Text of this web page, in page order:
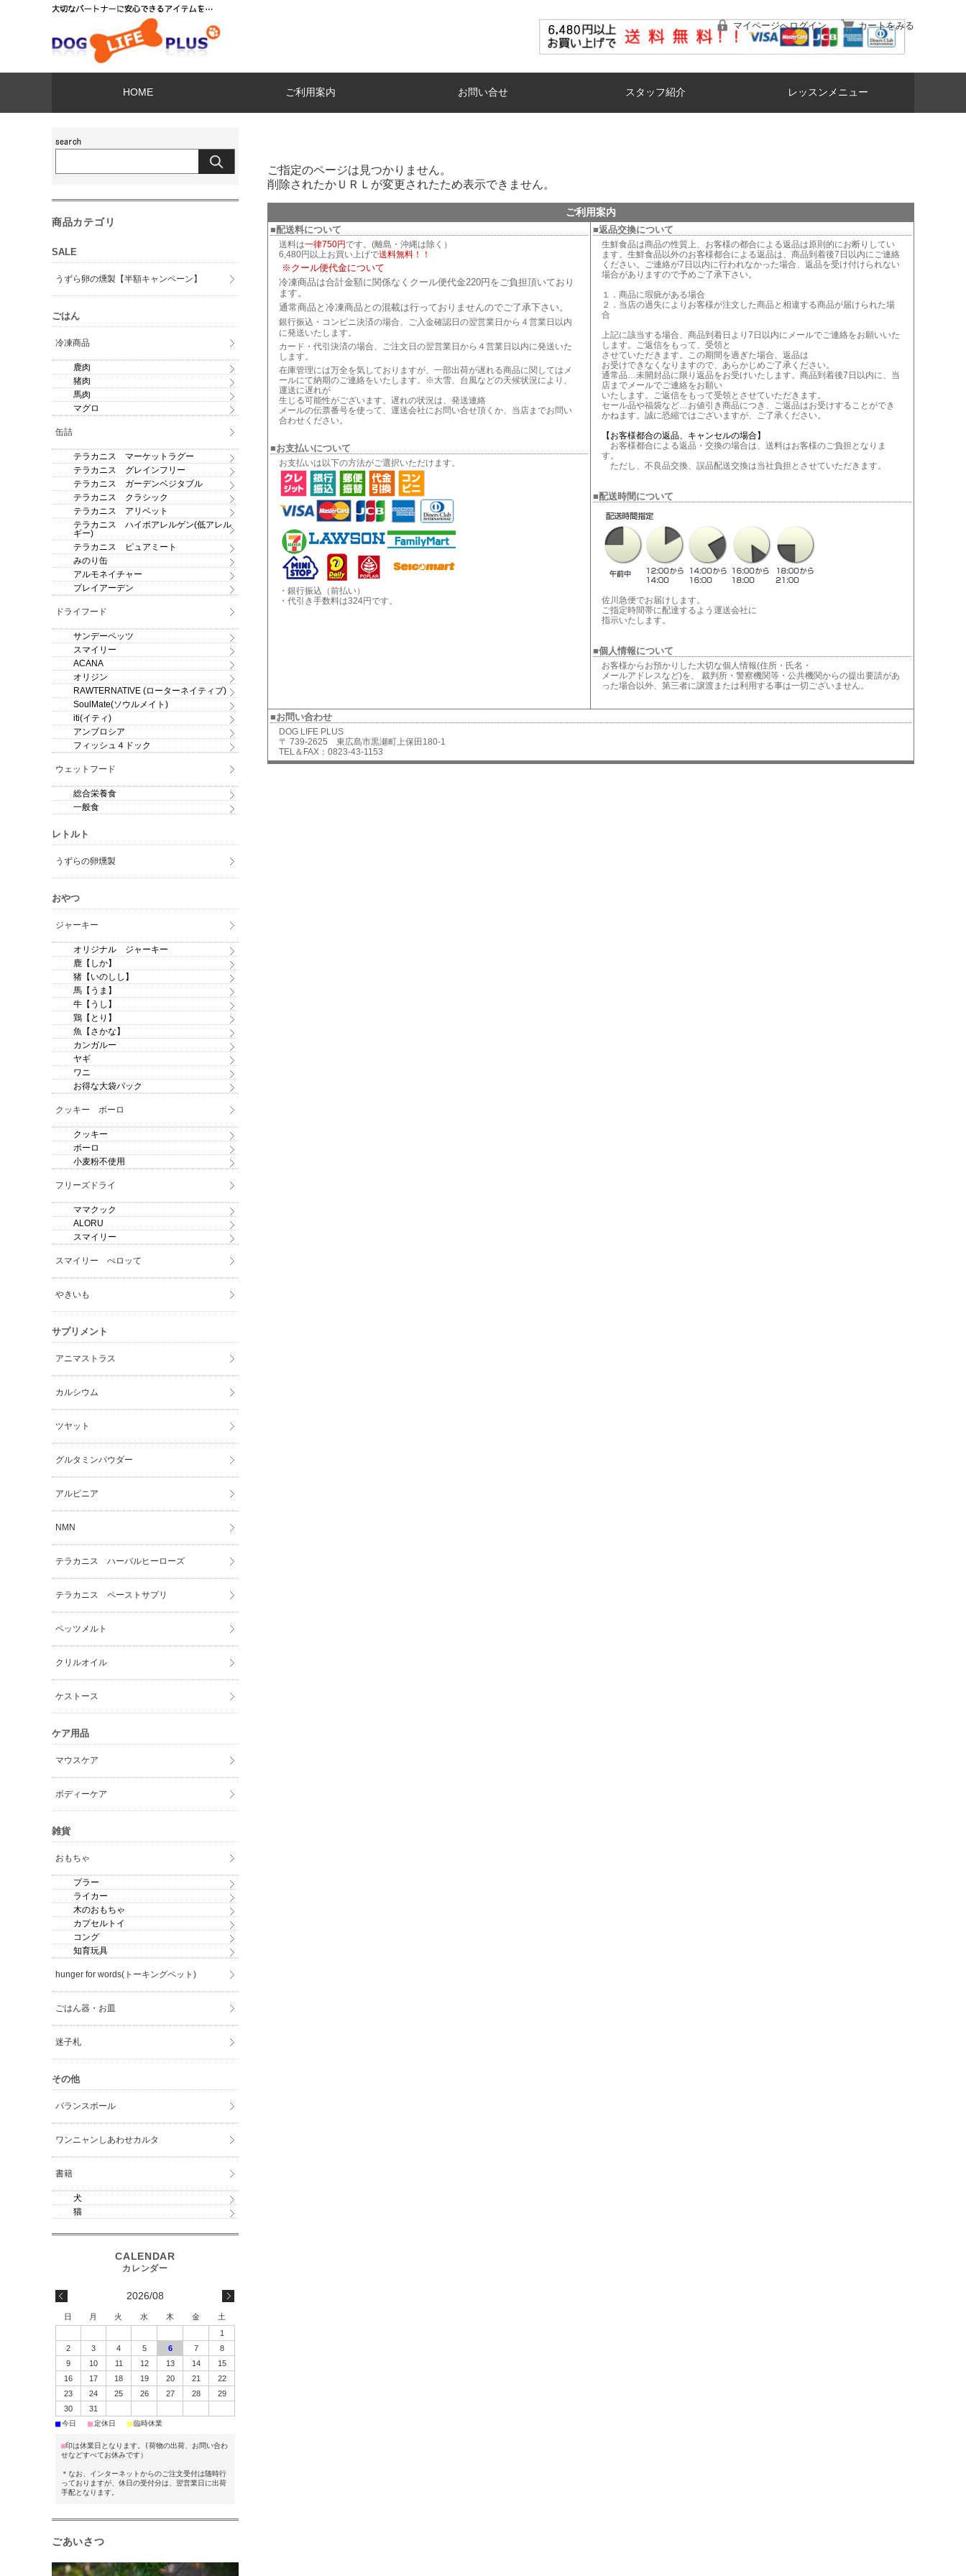
マイページへログイン カートをみる
HOME ご利用案内 お問い合せ スタッフ紹介 レッスンメニュー
ご指定のページは見つかりません。
削除されたかＵＲＬが変更されたため表示できません。
ご利用案内
■配送料について
送料は一律750円です。(離島・沖縄は除く）
6,480円以上お買い上げで送料無料！！
※クール便代金について
冷凍商品は合計金額に関係なくクール便代金220円をご負担頂いており
ます。
通常商品と冷凍商品との混載は行っておりませんのでご了承下さい。
銀行振込・コンビニ決済の場合、ご入金確認日の翌営業日から４営業日以内
に発送いたします。
カード・代引決済の場合、ご注文日の翌営業日から４営業日以内に発送いた
します。
在庫管理には万全を気しておりますが、一部出荷が遅れる商品に関してはメ
ールにて納期のご連絡をいたします。※大雪、台風などの天候状況により、
運送に遅れが
生じる可能性がございます。遅れの状況は、発送連絡
メールの伝票番号を使って、運送会社にお問い合せ頂くか、当店までお問い
合わせください。
■お支払いについて
お支払いは以下の方法がご選択いただけます。
・銀行振込（前払い）
・代引き手数料は324円です。
■返品交換について
生鮮食品は商品の性質上、お客様の都合による返品は原則的にお断りしてい
ます。生鮮食品以外のお客様都合による返品は、商品到着後7日以内にご連絡
ください。ご連絡が7日以内に行われなかった場合、返品を受け付けられない
場合がありますので予めご了承下さい。
１．商品に瑕疵がある場合
２．当店の過失によりお客様が注文した商品と相違する商品が届けられた場
合
上記に該当する場合、商品到着日より7日以内にメールでご連絡をお願いいた
します。ご返信をもって、受領と
させていただきます。この期間を過ぎた場合、返品は
お受けできなくなりますので、あらかじめご了承ください。
通常品…未開封品に限り返品をお受けいたします。商品到着後7日以内に、当
店までメールでご連絡をお願い
いたします。ご返信をもって受領とさせていただきます。
セール品や福袋など…お値引き商品につき、ご返品はお受けすることができ
かねます。誠に恐縮ではございますが、ご了承ください。
【お客様都合の返品、キャンセルの場合】
お客様都合による返品・交換の場合は、送料はお客様のご負担となりま
す。
ただし、不良品交換、誤品配送交換は当社負担とさせていただきます。
■配送時間について
佐川急便でお届けします。
ご指定時間帯に配達するよう運送会社に
指示いたします。
■個人情報について
お客様からお預かりした大切な個人情報(住所・氏名・
メールアドレスなど)を、 裁判所・警察機関等・公共機関からの提出要請があ
った場合以外、第三者に譲渡または利用する事は一切ございません。
■お問い合わせ
DOG LIFE PLUS
〒 739-2625 東広島市黒瀬町上保田180-1
TEL＆FAX：0823-43-1153
商品カテゴリ
SALE
うずら卵の燻製【半額キャンペーン】
ごはん
冷凍商品
鹿肉
猪肉
馬肉
マグロ
缶詰
テラカニス マーケットラグー
テラカニス グレインフリー
テラカニス ガーデンベジタブル
テラカニス クラシック
テラカニス アリベット
テラカニス ハイポアレルゲン(低アレル
ギー)
テラカニス ピュアミート
みのり缶
アルモネイチャー
プレイアーデン
ドライフード
サンデーペッツ
スマイリー
ACANA
オリジン
RAWTERNATIVE (ローターネイティブ)
SoulMate(ソウルメイト)
iti(イティ)
アンブロシア
フィッシュ４ドック
ウェットフード
総合栄養食
一般食
レトルト
うずらの卵燻製
おやつ
ジャーキー
オリジナル ジャーキー
鹿【しか】
猪【いのしし】
馬【うま】
牛【うし】
鶏【とり】
魚【さかな】
カンガルー
ヤギ
ワニ
お得な大袋パック
クッキー ボーロ
クッキー
ボーロ
小麦粉不使用
フリーズドライ
ママクック
ALORU
スマイリー
スマイリー ぺロッて
やきいも
サプリメント
アニマストラス
カルシウム
ツヤット
グルタミンパウダー
アルピニア
NMN
テラカニス ハーバルヒーローズ
テラカニス ペーストサプリ
ペッツメルト
クリルオイル
ケストース
ケア用品
マウスケア
ボディーケア
雑貨
おもちゃ
プラー
ライカー
木のおもちゃ
カプセルトイ
コング
知育玩具
hunger for words(トーキングペット)
ごはん器・お皿
迷子札
その他
バランスボール
ワンニャンしあわせカルタ
書籍
犬
猫
2026/08
日 月 火 水 木 金
土
1
2
3 4 5 6 7
8
9
10 11 12 13 14
15
16
17 18 19 20 21
22
23
24 25 26 27 28
29
30
31
■今日 ■定休日 ■臨時休業
■印は休業日となります。(荷物の出荷、お問い合わ
せなどすべてお休みです）
＊なお、インターネットからのご注文受付は随時行
っておりますが、休日の受付分は、翌営業日に出荷
手配となります。
ごあいさつ